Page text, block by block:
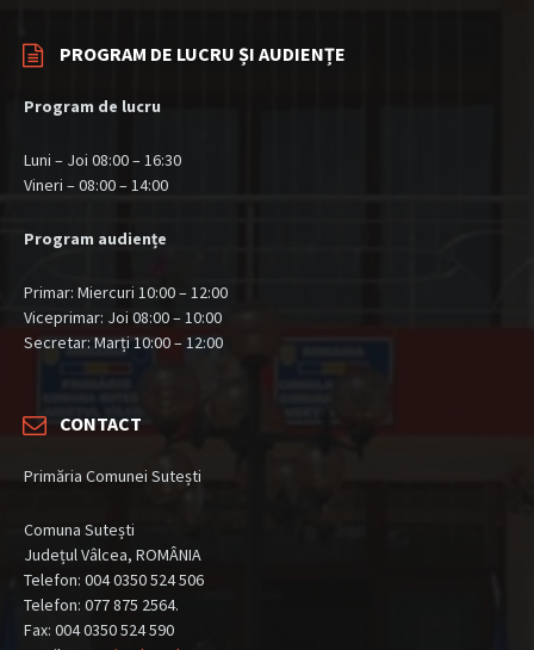
PROGRAM DE LUCRU ȘI AUDIENȚE
Program de lucru
Luni – Joi 08:00 – 16:30
Vineri – 08:00 – 14:00
Program audiențe
Primar: Miercuri 10:00 – 12:00
Viceprimar: Joi 08:00 – 10:00
Secretar: Marți 10:00 – 12:00
CONTACT
Primăria Comunei Sutești
Comuna Sutești
Județul Vâlcea, ROMÂNIA
Telefon: 004 0350 524 506
Telefon: 077 875 2564.
Fax: 004 0350 524 590